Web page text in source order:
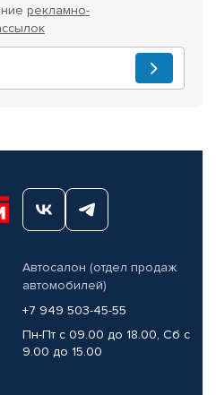
рекламно-
Автосалон (отдел продаж
автомобилей)
+7 949 503-45-55
Пн-Пт с 09.00 до 18.00, Сб с
9.00 до 15.00